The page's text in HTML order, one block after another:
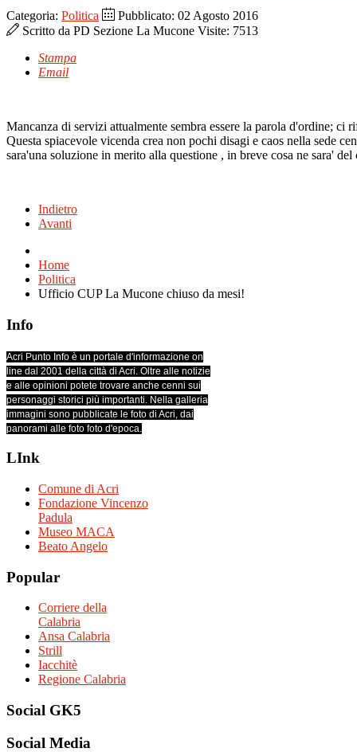
Categoria: Politica
Pubblicato: 02 Agosto 2016
Scritto da PD Sezione La Mucone Visite: 7513
Stampa
Email
Mancanza di servizi attualmente sembra essere la parola d'ordine;
Questa spiacevole vicenda crea non pochi disagi e caos nella sede
sara'una soluzione in merito alla questione , in breve cosa ne sara'
Indietro
Avanti
Home
Politica
Ufficio CUP La Mucone chiuso da mesi!
Info
Acri Punto Info è un portale d'informazione on
line dal 2001 della città di Acri. Oltre alle notizie
e alle opinioni potete trovare anche cenni sui
personaggi storici più importanti. Nella galleria
immagini sono pubblicate le foto di Acri, dai
panorami alle foto foto d'epoca.
LInk
Comune di Acri
Fondazione Vincenzo
Padula
Museo MACA
Beato Angelo
Popular
Corriere della
Calabria
Ansa Calabria
Strill
Iacchitè
Regione Calabria
Social GK5
Social Media